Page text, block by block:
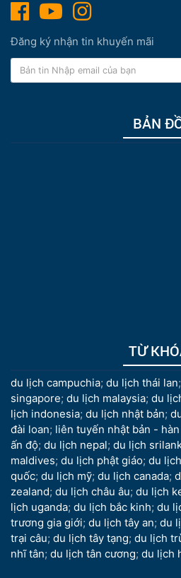
Đăng ký nhận tin khuyến mãi
BẢN
TỪ
du lịch campuchia; du lịch thái lan;
singapore; du lịch malaysia; du
lịch indonesia; du lịch nhật bản;
đài loan; liên tuyến nhật bản -
ấn độ; du lịch nepal; du lịch
maldives; du lịch phật giáo; du
quốc; du lịch mỹ; du lịch canada;
zealand; du lịch châu âu; du lịch
lịch uganda; du lịch bắc kinh; du
trương gia giới; du lịch tây an; du
trại câu; du lịch tây tạng; du lịch
nhĩ tân; du lịch tân cương; du lịch